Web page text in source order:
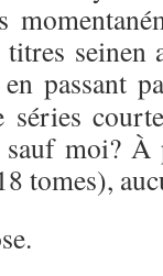
seinen
passant
sauf moi?
tomes),